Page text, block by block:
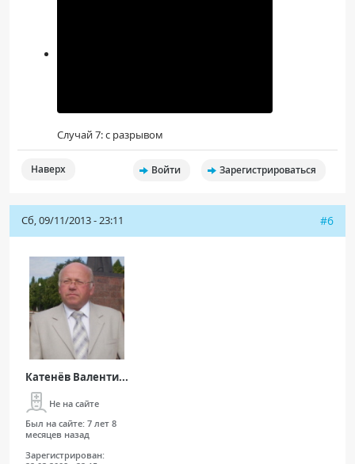
Случай 7: с разрывом
Наверх Войти Зарегистрироваться
Сб, 09/11/2013 - 23:11 #6
Катенёв Валенти...
Не на сайте
Был на сайте: 7 лет 8
месяцев назад
Зарегистрирован: